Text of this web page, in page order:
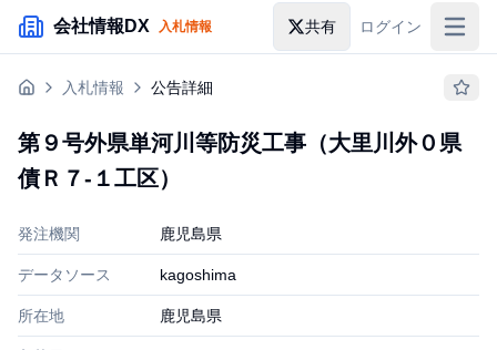
メインコンテンツにスキップ
会社情報DX 入札情報 共有 ログイン
入札情報入札情報 公告詳細
第９号外県単河川等防災工事（大里川外０県
債Ｒ７‐１工区）
発注機関 鹿児島県
データソース kagoshima
所在地 鹿児島県